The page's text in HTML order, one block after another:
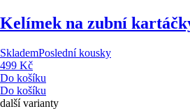
Kelímek na zubní
SklademPoslední kousky
499 Kč
Do košíku
Do košíku
další varianty